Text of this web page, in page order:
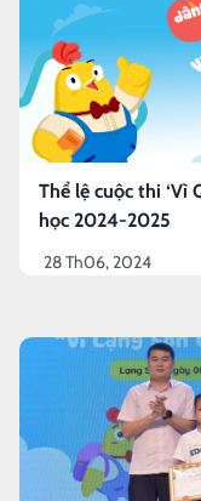
Thể lệ cuộc thi ‘Vì
học 2024-2025
28 Th06, 2024